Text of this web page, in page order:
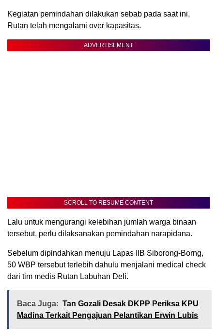
Kegiatan pemindahan dilakukan sebab pada saat ini,
Rutan telah mengalami over kapasitas.
ADVERTISEMENT
SCROLL TO RESUME CONTENT
Lalu untuk mengurangi kelebihan jumlah warga binaan
tersebut, perlu dilaksanakan pemindahan narapidana.
Sebelum dipindahkan menuju Lapas IIB Siborong-Borng,
50 WBP tersebut terlebih dahulu menjalani medical check
dari tim medis Rutan Labuhan Deli.
Baca Juga: Tan Gozali Desak DKPP Periksa KPU
Madina Terkait Pengajuan Pelantikan Erwin Lubis